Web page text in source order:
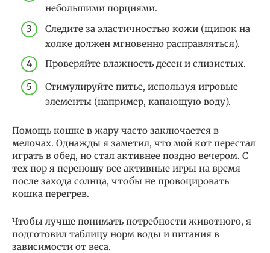
небольшими порциями.
Следите за эластичностью кожи (щипок на
холке должен мгновенно расправляться).
Проверяйте влажность десен и слизистых.
Стимулируйте питье, используя игровые
элементы (например, капающую воду).
Помощь кошке в жару часто заключается в
мелочах. Однажды я заметил, что мой кот перестал
играть в обед, но стал активнее поздно вечером. С
тех пор я переношу все активные игры на время
после захода солнца, чтобы не провоцировать
кошка перегрев.
Чтобы лучше понимать потребности животного, я
подготовил таблицу норм воды и питания в
зависимости от веса.